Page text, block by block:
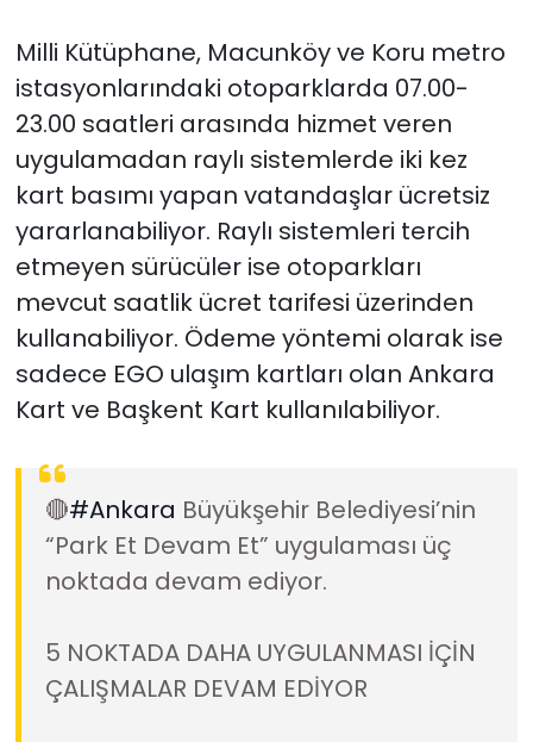
Milli Kütüphane, Macunköy ve Koru metro
istasyonlarındaki otoparklarda 07.00-
23.00 saatleri arasında hizmet veren
uygulamadan raylı sistemlerde iki kez
kart basımı yapan vatandaşlar ücretsiz
yararlanabiliyor. Raylı sistemleri tercih
etmeyen sürücüler ise otoparkları
mevcut saatlik ücret tarifesi üzerinden
kullanabiliyor. Ödeme yöntemi olarak ise
sadece EGO ulaşım kartları olan Ankara
Kart ve Başkent Kart kullanılabiliyor.
🔴#Ankara Büyükşehir Belediyesi’nin
“Park Et Devam Et” uygulaması üç
noktada devam ediyor.
5 NOKTADA DAHA UYGULANMASI İÇİN
ÇALIŞMALAR DEVAM EDİYOR